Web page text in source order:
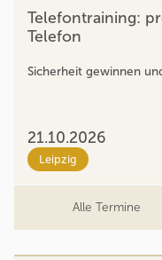
Telefontraining:
Telefon
Sicherheit gewinnen
21.10.2026
Leipzig
Alle Termine